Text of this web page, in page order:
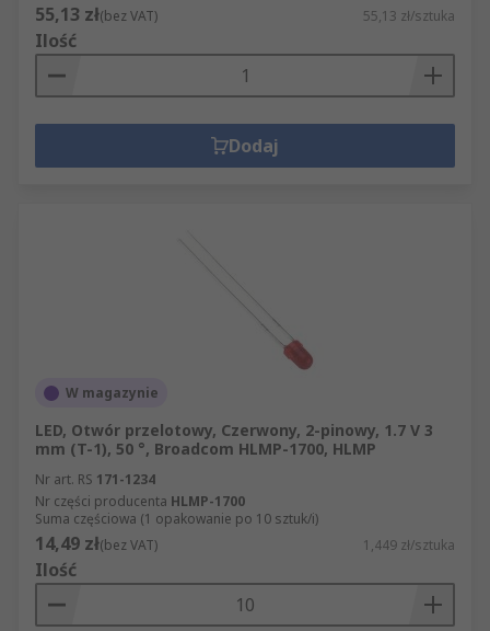
55,13 zł(bez VAT) 55,13 zł/sztuka
Ilość
Dodaj
W magazynie
LED, Otwór przelotowy, Czerwony, 2-pinowy, 1.7 V 3
mm (T-1), 50 °, Broadcom HLMP-1700, HLMP
Nr art. RS 171-1234
Nr części producenta HLMP-1700
Suma częściowa (1 opakowanie po 10 sztuk/i)
14,49 zł(bez VAT) 1,449 zł/sztuka
Ilość